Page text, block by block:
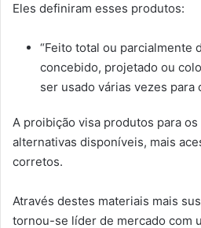
Eles definiram esses produtos:
“Feito total ou parcialmente
concebido, projetado ou
ser usado várias vezes para
A proibição visa produtos para
alternativas disponíveis, mais
corretos.
Através destes materiais mais
tornou-se líder de mercado com